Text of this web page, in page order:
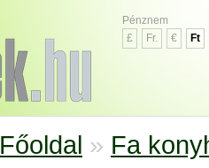
Pénznem
£
Fr. € Ft
Főoldal » Fa